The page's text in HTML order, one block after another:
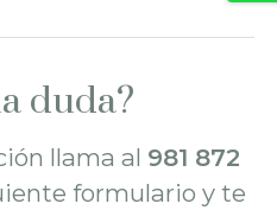
duda?
llama al 981 872
formulario y te